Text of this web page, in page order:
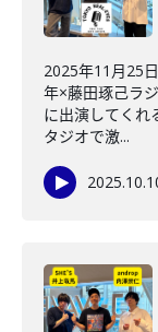
2025年11月25
年×藤田琢己ラ
に出演してくれ
タジオで激...